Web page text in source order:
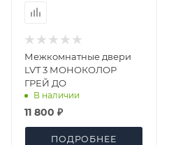
Межкомнатные двери
LVT 3 МОНОКОЛОР
ГРЕЙ ДО
В наличии
11 800 ₽
ПОДРОБНЕЕ